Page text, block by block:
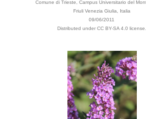
Comune di Trieste, Campus Universitario del
Friuli Venezia Giulia, Italia
09/06/2011
Distributed under CC BY-SA 4.0 license.